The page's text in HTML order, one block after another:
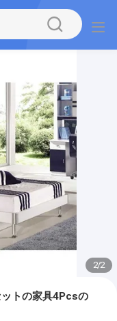
2/2
トの家具4Pcsの